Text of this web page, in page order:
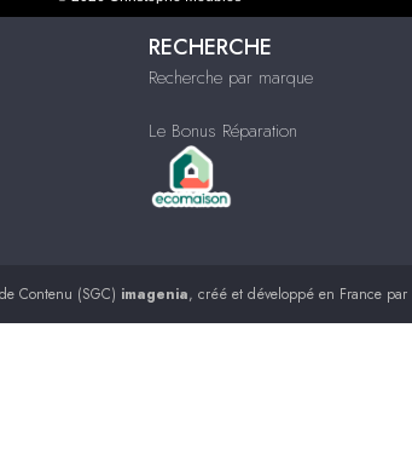
RECHERCHE
Recherche par marque
Le Bonus Réparation
Contenu (SGC) imagenia, créé et développé en France par